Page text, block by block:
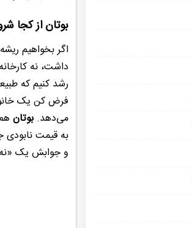
بوتان از کجا
اگر بخواهیم
داشت، نه
رشد کنیم که
فرض کن یک
می‌دهد. بوتان
به قیمت
و جوابش یک